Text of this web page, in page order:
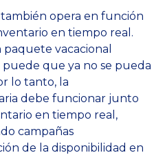
opera en función
en tiempo real.
vacacional
que ya no se pueda
lo tanto, la
debe funcionar junto
en tiempo real,
campañas
de la disponibilidad en